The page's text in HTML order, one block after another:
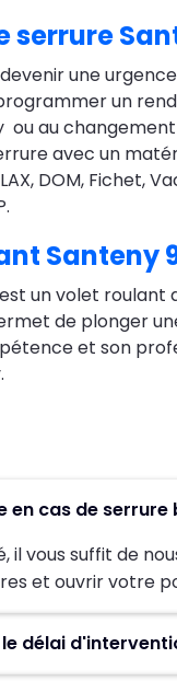
serrure
une
un
au changement
avec un
DOM,
Santeny
un volet
de plonger
et son
: Que faire en cas de
il vous suffit de
et ouvrir votre